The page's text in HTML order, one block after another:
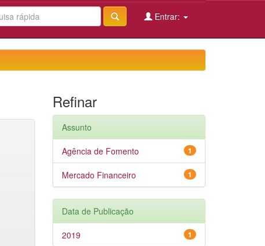
Entrar:
Refinar
Assunto
1
Agência de Fomento
1
Mercado Financeiro
Data de Publicação
1
2019